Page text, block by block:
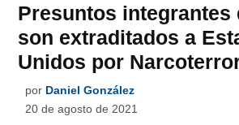
Presuntos integrantes
son extraditados a
Unidos por
por Daniel González
20 de agosto de 2021